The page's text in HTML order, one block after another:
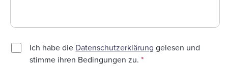
Ich habe die Datenschutzerklärung gelesen und
stimme ihren Bedingungen zu.*